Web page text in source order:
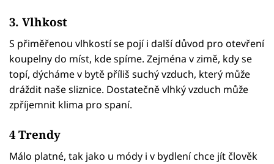
3. Vlhkost
S přiměřenou vlhkostí se pojí i další důvod pro otevření
koupelny do míst, kde spíme. Zejména v zimě, kdy se
topí, dýcháme v bytě příliš suchý vzduch, který může
dráždit naše sliznice. Dostatečně vlhký vzduch může
zpříjemnit klima pro spaní.
4 Trendy
Málo platné, tak jako u módy i v bydlení chce jít člověk